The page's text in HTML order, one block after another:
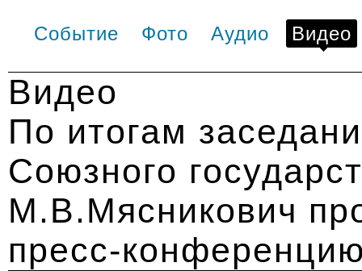
Событие Фото Аудио Видео
Видео
По итогам
Союзного
М.В.Мясникович
пресс-